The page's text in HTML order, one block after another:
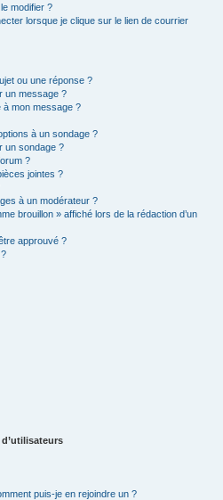
modifier ?
lorsque je clique sur le lien de courrier
ou une réponse ?
un message ?
à mon message ?
à un sondage ?
un sondage ?
?
jointes ?
à un modérateur ?
brouillon » affiché lors de la rédaction d’un
approuvé ?
puis-je en rejoindre un ?